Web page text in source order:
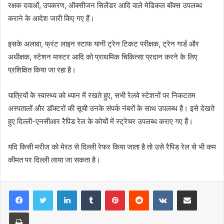
रक्षक दवाओं, उपकरण, ऑक्सीजन सिलेंडर आदि वाले मेडिकल बॉक्स उपलब्ध
कराने के आदेश जारी किए गए हैं।
इसके अलावा, फ्रंट लाइन स्टाफ यानी ट्रेन टिकट परीक्षक, ट्रेन गार्ड और
अधीक्षक, स्टेशन मास्टर आदि को प्राथमिक चिकित्सा प्रदान करने के लिए
प्रशिक्षित किया जा रहा है।
यात्रियों के स्वास्थ्य को ध्यान में रखते हुए, सभी रेलवे स्टेशनों पर निकटतम
अस्पतालों और डॉक्टरों की सूची उनके संपर्क नंबरों के साथ उपलब्ध है। इसे देखते
हुए दिल्ली-एनसीआर रैपिड रेल के कोचों में स्ट्रेचर उपलब्ध कराए गए हैं।
यदि किसी मरीज को मेरठ से दिल्ली रेफर किया जाता है तो उसे रैपिड रेल से भी कम
कीमत पर दिल्ली लाया जा सकता है।